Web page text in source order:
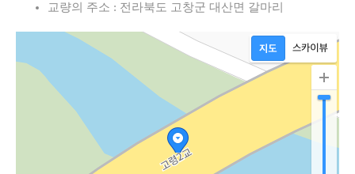
교량의 주소 : 전라북도 고창군 대산면 갈마리